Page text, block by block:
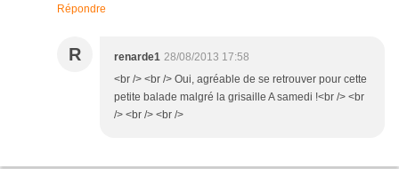
Répondre
R renarde1 28/08/2013 17:58
<br /> <br /> Oui, agréable de se retrouver pour cette
petite balade malgré la grisaille A samedi !<br /> <br
/> <br /> <br />